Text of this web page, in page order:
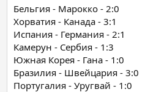
Бельгия - Марокко - 2:0
Хорватия - Канада - 3:1
Испания - Германия - 2:1
Камерун - Сербия - 1:3
Южная Корея - Гана - 1:0
Бразилия - Швейцария - 3:0
Португалия - Уругвай - 1:0